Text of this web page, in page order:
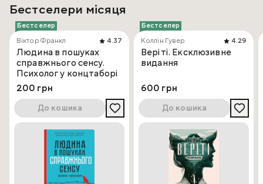
Бестселери місяця
Бестселер
Віктор Франкл
4.37
Людина в пошуках
справжнього сенсу.
Психолог у концтаборі
200 грн
До кошика
Бестселер
Коллін Гувер
4.29
Веріті. Ексклюзивне
видання
600 грн
До кошика